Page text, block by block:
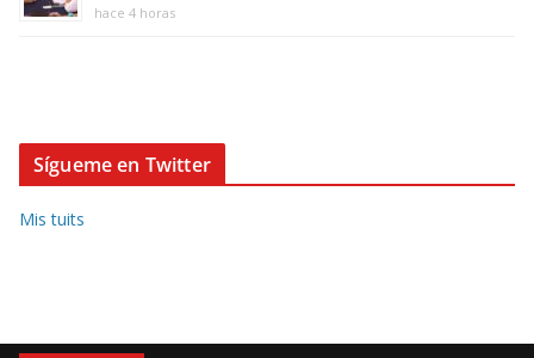
hace 4 horas
Sígueme en Twitter
Mis tuits